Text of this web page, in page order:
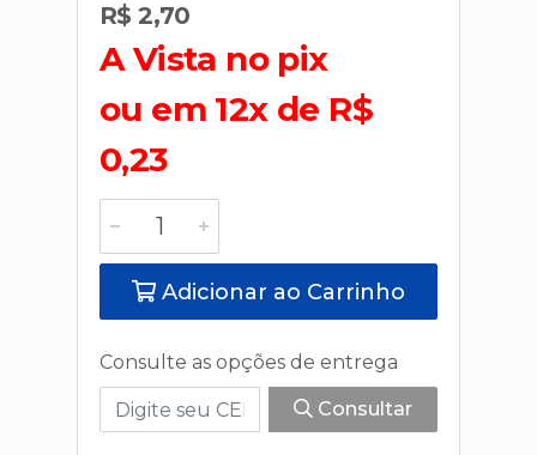
R$ 2,70
A Vista no pix
ou em 12x de R$
0,23
Adicionar ao Carrinho
Consulte as opções de entrega
Consultar